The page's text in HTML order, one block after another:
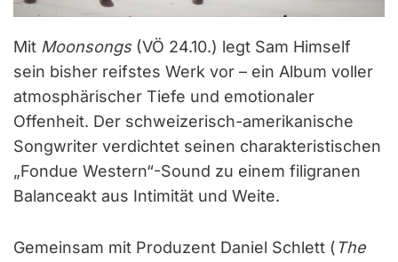
Mit Moonsongs(VÖ 24.10.) legt Sam Himself
sein bisher reifstes Werk vor – ein Album voller
atmosphärischer Tiefe und emotionaler
Offenheit. Der schweizerisch-amerikanische
Songwriter verdichtet seinen charakteristischen
„Fondue Western“-Sound zu einem filigranen
Balanceakt aus Intimität und Weite.
Gemeinsam mit Produzent Daniel Schlett ( The